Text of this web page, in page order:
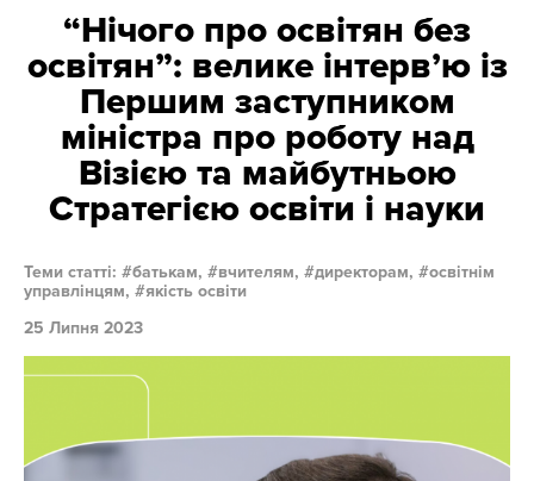
“Нічого про освітян без
освітян”: велике інтервʼю із
Першим заступником
міністра про роботу над
Візією та майбутньою
Стратегією освіти і науки
Теми статті: батькам, вчителям, директорам,
освітнім
управлінцям,
якість освіти
25 Липня 2023